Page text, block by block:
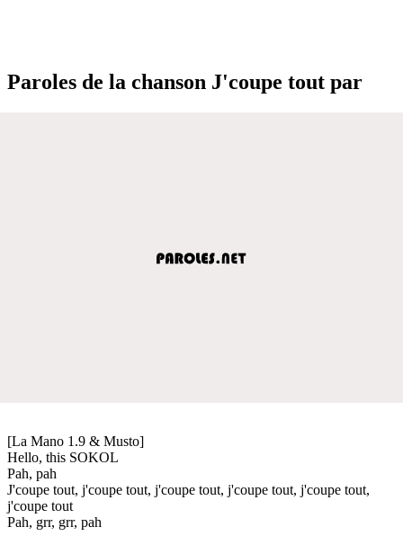
Paroles de la chanson J'coupe tout par
[La Mano 1.9 & Musto]
Hello, this SOKOL
Pah, pah
J'coupe tout, j'coupe tout, j'coupe tout, j'coupe tout, j'coupe tout,
j'coupe tout
Pah, grr, grr, pah